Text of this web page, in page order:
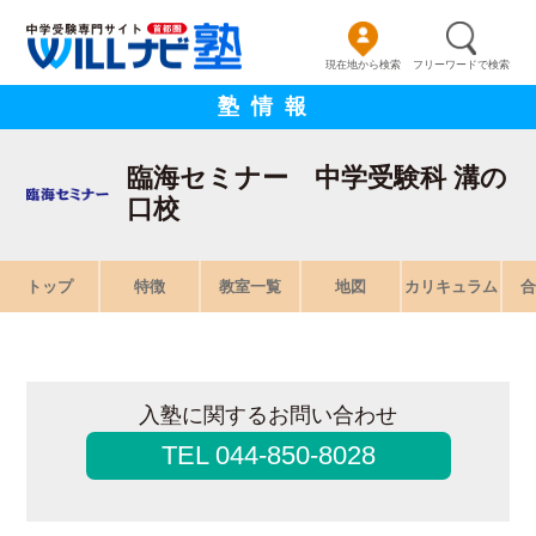
現在地から検索 フリーワードで検索
塾情報
臨海セミナー 中学受験科 溝の
口校
トップ 特徴 教室一覧 地図 カリキュラム
入塾に関するお問い合わせ
TEL 044-850-8028